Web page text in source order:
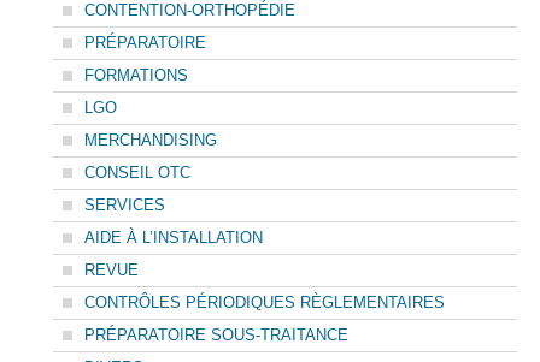
CONTENTION-ORTHOPÉDIE
PRÉPARATOIRE
FORMATIONS
LGO
MERCHANDISING
CONSEIL OTC
SERVICES
AIDE À L’INSTALLATION
REVUE
CONTRÔLES PÉRIODIQUES RÈGLEMENTAIRES
PRÉPARATOIRE SOUS-TRAITANCE